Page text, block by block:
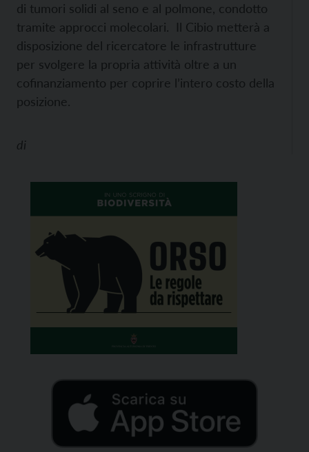
di tumori solidi al seno e al polmone, condotto
tramite approcci molecolari. Il Cibio metterà a
disposizione del ricercatore le infrastrutture
per svolgere la propria attività oltre a un
cofinanziamento per coprire l’intero costo della
posizione.
di